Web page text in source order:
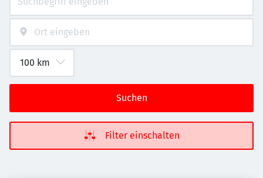
Suchen
Filter einschalten